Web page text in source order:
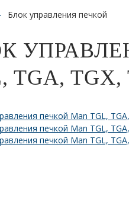
Блок управления печкой
TGA, TGX,